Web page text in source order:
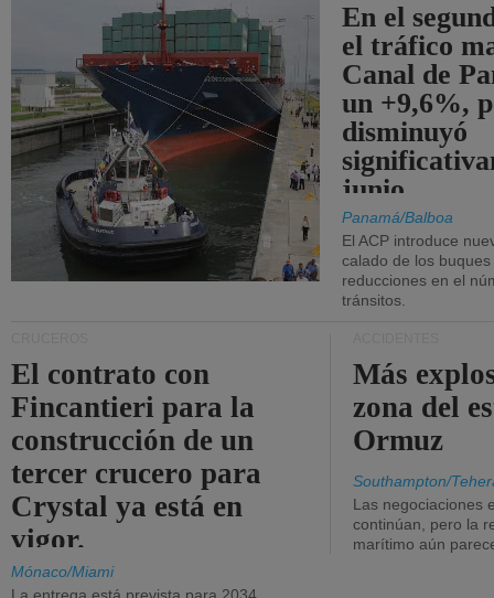
En el
el tráfico
Canal de
un +9,6%,
disminuyó
junio.
Panamá/Balboa
El ACP introduce
calado de los
reducciones en el
tránsitos.
El contrato con
Fincantieri para la
construcción de un
tercer crucero para
Crystal ya está en
vigor.
Mónaco/Miami
Más
zona del
Ormuz
Southampton/
Las negociaciones
continúan, pero la
marítimo aún